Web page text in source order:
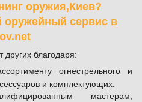
оружия,Киев?
сервис в
благодаря:
огнестрельного и
и комплектующих.
мастерам,